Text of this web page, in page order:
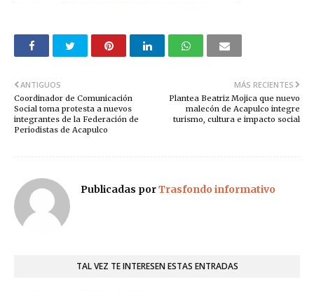
MÁS RECIENTES
Plantea Beatriz Mojica que nuevo
malecón de Acapulco integre
turismo, cultura e impacto social
ANTIGUOS
Coordinador de Comunicación
Social toma protesta a nuevos
integrantes de la Federación de
Periodistas de Acapulco
Publicadas porTrasfondo informativo
TAL VEZ TE INTERESEN ESTAS ENTRADAS